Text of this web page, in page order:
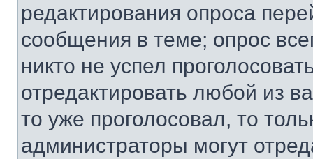
редактирования опроса
сообщения в теме; опрос
никто не успел
отредактировать любой из
то уже проголосовал, то
администраторы могут